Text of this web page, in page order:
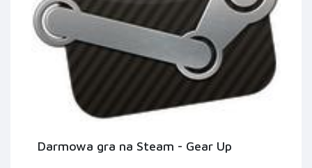
Darmowa gra na Steam - Gear Up